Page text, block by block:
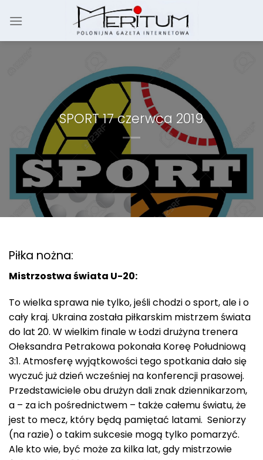
SPORT 17 czerwca 2019
Piłka nożna:
Mistrzostwa świata U-20:
To wielka sprawa nie tylko, jeśli chodzi o sport, ale i o
cały kraj. Ukraina została piłkarskim mistrzem świata
do lat 20. W wielkim finale w Łodzi drużyna trenera
Ołeksandra Petrakowa pokonała Koreę Południową
3:1. Atmosferę wyjątkowości tego spotkania dało się
wyczuć już dzień wcześniej na konferencji prasowej.
Przedstawiciele obu drużyn dali znak dziennikarzom,
a – za ich pośrednictwem – także całemu światu, że
jest to mecz, który będą pamiętać latami. Seniorzy
(na razie) o takim sukcesie mogą tylko pomarzyć.
Ale kto wie, być może za kilka lat, gdy mistrzowie